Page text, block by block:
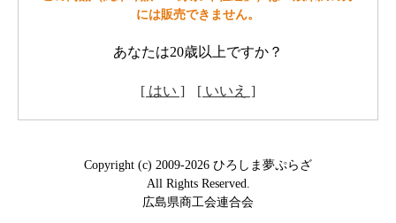
には販売できません。
あなたは20歳以上ですか？
[ はい ] [ いいえ ]
Copyright (c) 2009-2026 ひろしま夢ぷらざ
All Rights Reserved.
広島県商工会連合会